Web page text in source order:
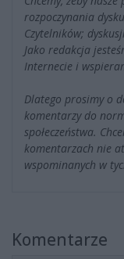
rozpoczynania
Czytelników;
Jako redakcja
Internecie i
Dlatego prosimy o
komentarzy do
społeczeństwa.
komentarzach nie
wspominanych w
Komentarze